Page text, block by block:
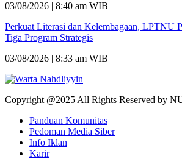
03/08/2026 | 8:40 am WIB
Perkuat Literasi dan Kelembagaan, LPTNU
Tiga Program Strategis
03/08/2026 | 8:33 am WIB
Copyright @2025 All Rights Reserved by
Panduan Komunitas
Pedoman Media Siber
Info Iklan
Karir